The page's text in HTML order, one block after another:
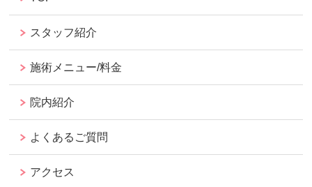
スタッフ紹介
施術メニュー/料金
院内紹介
よくあるご質問
アクセス